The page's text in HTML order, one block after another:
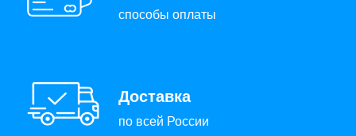
способы оплаты
Доставка
по всей России